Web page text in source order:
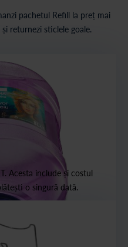
pachetul Refill la preț mai
returnezi sticlele goale.
Acesta include și costul
o singură dată.